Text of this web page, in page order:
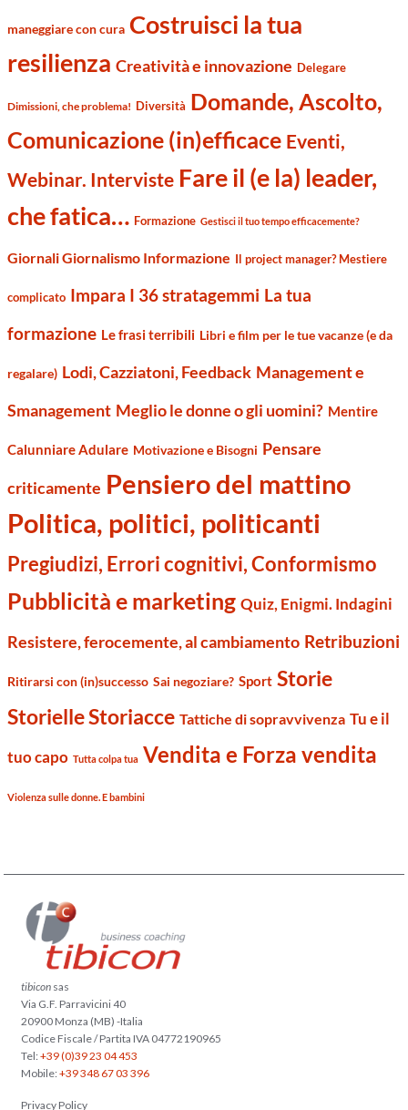
maneggiare con cura Costruisci la tua
resilienza Creatività e innovazione Delegare
Dimissioni, che problema! Diversità Domande, Ascolto,
Comunicazione (in)efficace Eventi,
Webinar. Interviste Fare il (e la) leader,
che fatica… Formazione Gestisci il tuo tempo efficacemente?
Giornali Giornalismo Informazione Il project manager? Mestiere
complicato Impara I 36 stratagemmi La tua
formazione Le frasi terribili Libri e film per le tue vacanze (e da
regalare) Lodi, Cazziatoni, Feedback Management e
Smanagement Meglio le donne o gli uomini? Mentire
Calunniare Adulare Motivazione e Bisogni Pensare
criticamente Pensiero del mattino
Politica, politici, politicanti
Pregiudizi, Errori cognitivi, Conformismo
Pubblicità e marketing Quiz, Enigmi. Indagini
Resistere, ferocemente, al cambiamento Retribuzioni
Ritirarsi con (in)successo Sai negoziare? Sport Storie
Storielle Storiacce Tattiche di sopravvivenza Tu e il
tuo capo Tutta colpa tua Vendita e Forza vendita
Violenza sulle donne. E bambini
tibicon sas
Via G.F. Parravicini 40
20900 Monza (MB) -Italia
Codice Fiscale / Partita IVA 04772190965
Tel:+39 (0)39 23 04 453
Mobile:+39 348 67 03 396
Privacy Policy